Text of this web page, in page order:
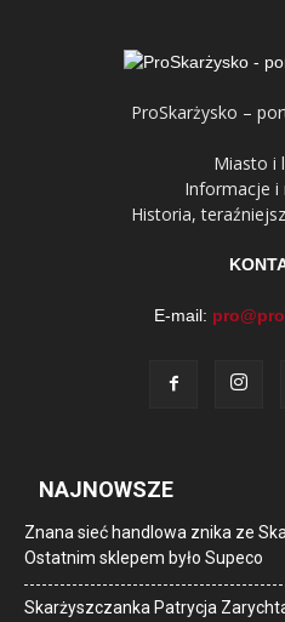
ProSkarżysko –
Miasto i
Informacje i
Historia,
E-mail:
NAJNOWSZE
Znana sieć handlowa znika ze
Ostatnim sklepem było Supeco
Skarżyszczanka Patrycja